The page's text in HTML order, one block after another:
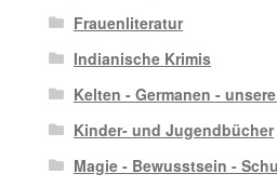
Frauenliteratur
Indianische Krimis
Kelten - Germanen -
Kinder- und Jugendbücher
Magie - Bewusstsein -